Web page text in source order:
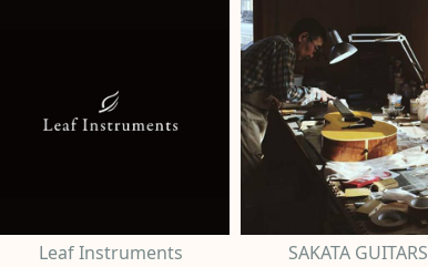
Leaf Instruments SAKATA GUITARS